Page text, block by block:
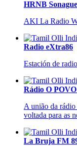
HRNB
AKI La Radio W
Radio eXtra86
Estación de
Rádio O
A união da
voltada para as
La Bruja FM